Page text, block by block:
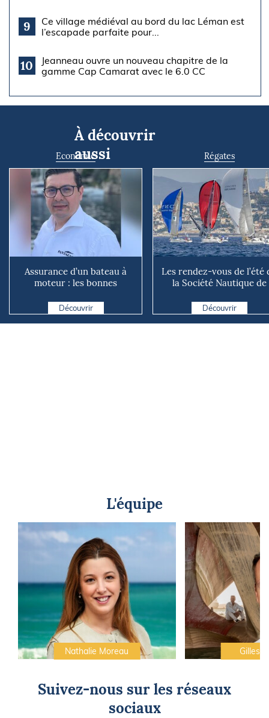
9
Ce village médiéval au bord du lac Léman est
l’escapade parfaite pour...
10
Jeanneau ouvre un nouveau chapitre de la
gamme Cap Camarat avec le 6.0 CC
À découvrir
aussi
Economie
Assurance d’un bateau à
moteur : les bonnes
d...
Découvrir
Régates
Les rendez-vous de l’été
la Société Nautique de
Découvrir
L'équipe
Nathalie Moreau Gilles
Suivez-nous sur les réseaux
sociaux